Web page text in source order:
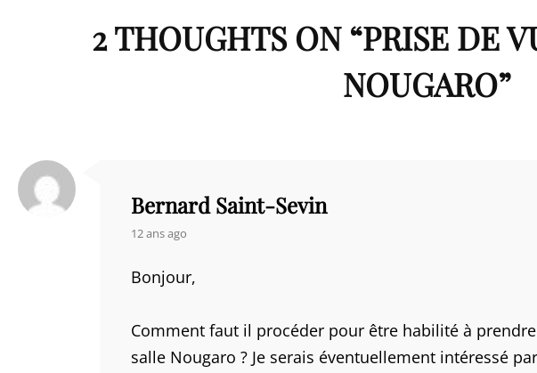
2 THOUGHTS ON “PRISE DE
NOUGARO”
Bernard Saint-Sevin
says:
12 ans ago
Bonjour,
Comment faut il procéder pour être habilité à
salle Nougaro ? Je serais éventuellement intéressé